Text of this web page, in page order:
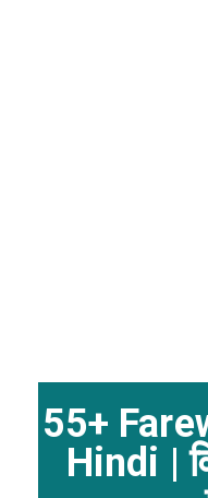
55+
Hindi |